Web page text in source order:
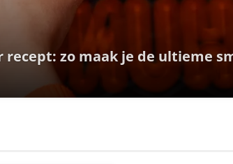
recept: zo maak je de ultieme